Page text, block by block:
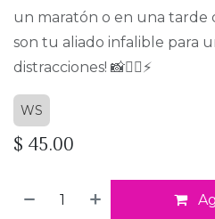
un maratón o en una tarde
son tu aliado infalible para
distracciones! 📸🏃‍♀️⚡
WS
$ 45.00